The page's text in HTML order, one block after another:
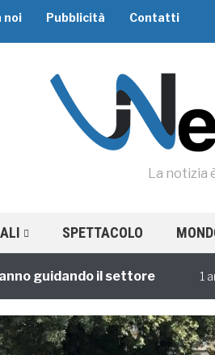
noi Pubblicità Contatti
La notizia
SPETTACOLO
il settore 1 annofa